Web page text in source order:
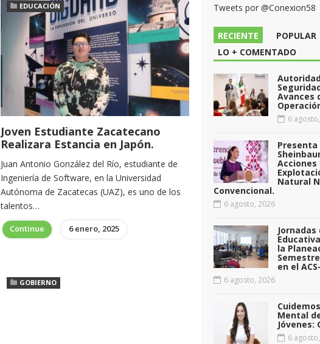
EDUCACIÓN
Joven Estudiante Zacatecano
Realizara Estancia en Japón.
Juan Antonio González del Río, estudiante de
Ingeniería de Software, en la Universidad
Autónoma de Zacatecas (UAZ), es uno de los
talentos…
Continue 6 enero, 2025
GOBIERNO
Tweets por @Conexion58
RECIENTE
POPULAR
LO + COMENTADO
Avances
6
Acciones
Natural
Convencional.
6 agosto, 2026
la
en el
6 agosto, 2026
Mental
Jóvenes:
6